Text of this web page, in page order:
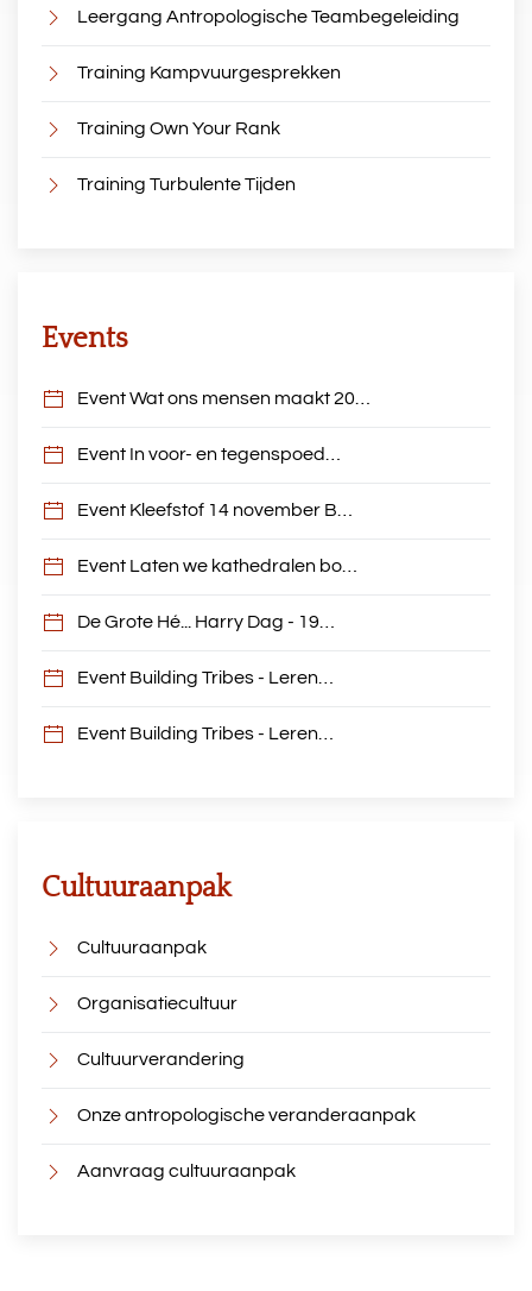
Leergang Antropologische Teambegeleiding
Training Kampvuurgesprekken
Training Own Your Rank
Training Turbulente Tijden
Events
Event Wat ons mensen maakt 20…
Event In voor- en tegenspoed…
Event Kleefstof 14 november B…
Event Laten we kathedralen bo…
De Grote Hé... Harry Dag - 19…
Event Building Tribes - Leren…
Event Building Tribes - Leren…
Cultuuraanpak
Cultuuraanpak
Organisatiecultuur
Cultuurverandering
Onze antropologische veranderaanpak
Aanvraag cultuuraanpak